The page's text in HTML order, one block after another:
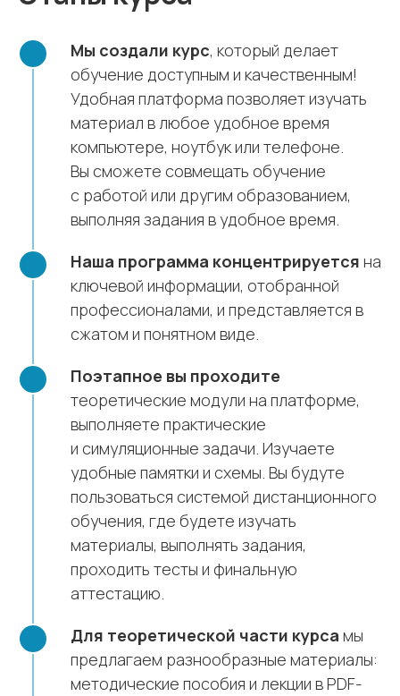
Мы создали курс, который делает
обучение доступным и качественным!
Удобная платформа позволяет изучать
материал в любое удобное время
компьютере, ноутбук или телефоне.
Вы сможете совмещать обучение
с работой или другим образованием,
выполняя задания в удобное время.
Наша программа концентрируется на
ключевой информации, отобранной
профессионалами, и представляется в
сжатом и понятном виде.
Поэтапное вы проходите
теоретические модули на платформе,
выполняете практические
и симуляционные задачи. Изучаете
удобные памятки и схемы. Вы будуте
пользоваться системой дистанционного
обучения, где будете изучать
материалы, выполнять задания,
проходить тесты и финальную
аттестацию.
Для теоретической части курса мы
предлагаем разнообразные материалы:
методические пособия и лекции в PDF-